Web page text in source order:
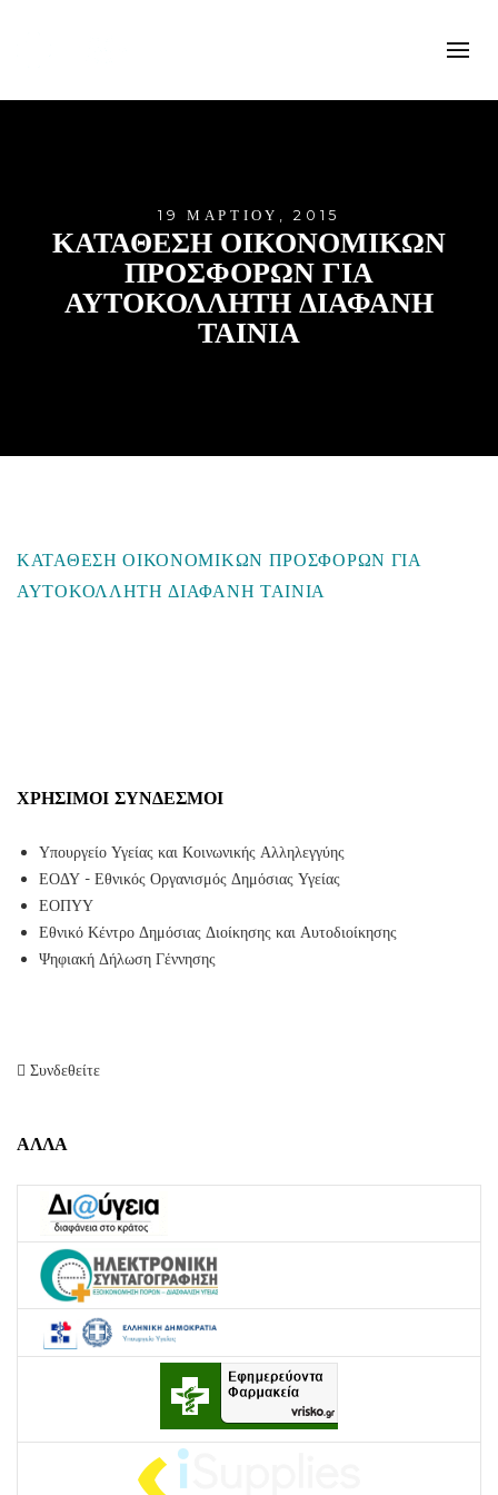
19 ΜΑΡΤΊΟΥ, 2015
ΚΑΤΑΘΕΣΗ ΟΙΚΟΝΟΜΙΚΩΝ
ΠΡΟΣΦΟΡΩΝ ΓΙΑ
ΑΥΤΟΚΟΛΛΗΤΗ ΔΙΑΦΑΝΗ
ΤΑΙΝΙΑ
ΚΑΤΑΘΕΣΗ ΟΙΚΟΝΟΜΙΚΩΝ ΠΡΟΣΦΟΡΩΝ ΓΙΑ
ΑΥΤΟΚΟΛΛΗΤΗ ΔΙΑΦΑΝΗ ΤΑΙΝΙΑ
ΧΡΉΣΙΜΟΙ ΣΎΝΔΕΣΜΟΙ
Υπουργείο Υγείας και Κοινωνικής Αλληλεγγύης
ΕΟΔΥ - Εθνικός Οργανισμός Δημόσιας Υγείας
ΕΟΠΥΥ
Εθνικό Κέντρο Δημόσιας Διοίκησης και Αυτοδιοίκησης
Ψηφιακή Δήλωση Γέννησης
Συνδεθείτε
ΑΛΛΑ